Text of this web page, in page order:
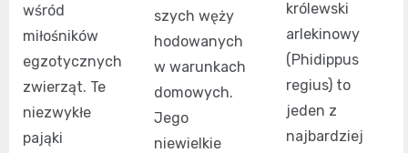
wśród
miłośników
egzotycznych
zwierząt. Te
niezwykłe
pająki
szych węży
hodowanych
w warunkach
domowych.
Jego
niewielkie
królewski
arlekinowy
(Phidippus
regius) to
jeden z
najbardziej